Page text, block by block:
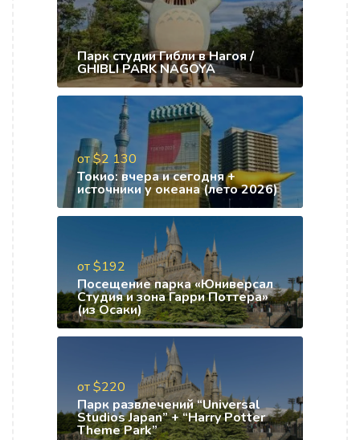
Парк студии Гибли в Нагоя /
GHIBLI PARK NAGOYA
от $2 130
Токио: вчера и сегодня +
источники у океана (лето 2026)
от $192
Посещение парка «Юниверсал
Студия и зона Гарри Поттера»
(из Осаки)
от $220
Парк развлечений “Universal
Studios Japan” + “Harry Potter
Theme Park”